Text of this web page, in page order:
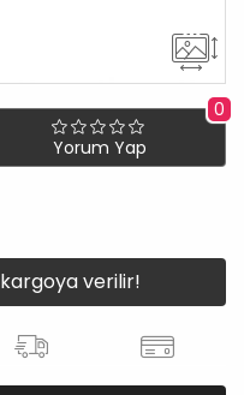
0
Yorum Yap
kargoya verilir!